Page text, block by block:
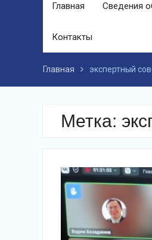
Главная Сведения
Контакты
Главная экспертный
Метка: